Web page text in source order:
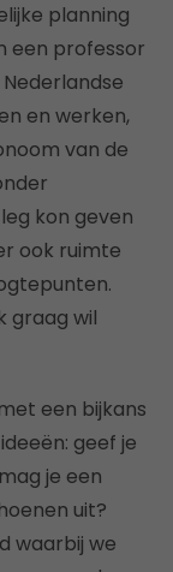
planning
een professor
en werken,
van de
kon geven
ook ruimte
graag wil
een bijkans
geef je
je een
uit?
waarbij we